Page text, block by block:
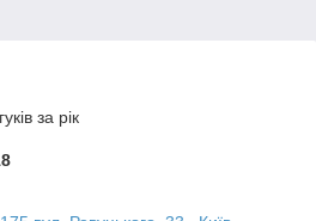
за рік